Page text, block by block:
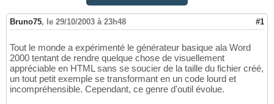
Bruno75, le 29/10/2003 à 23h48 #1
Tout le monde a expérimenté le générateur basique ala Word
2000 tentant de rendre quelque chose de visuellement
appréciable en HTML sans se soucier de la taille du fichier créé,
un tout petit exemple se transformant en un code lourd et
incompréhensible. Cependant, ce genre d'outil évolue.